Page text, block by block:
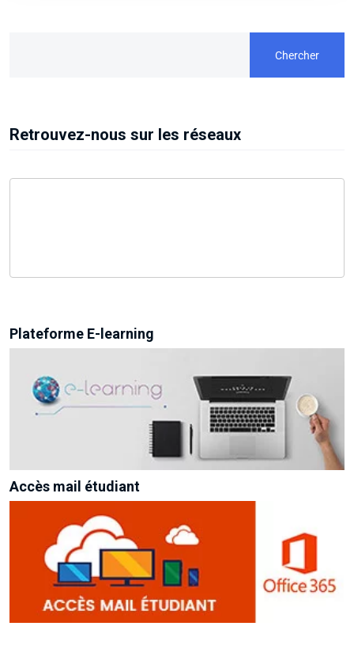
Chercher
Retrouvez-nous sur les réseaux
Plateforme E-learning
Accès mail étudiant